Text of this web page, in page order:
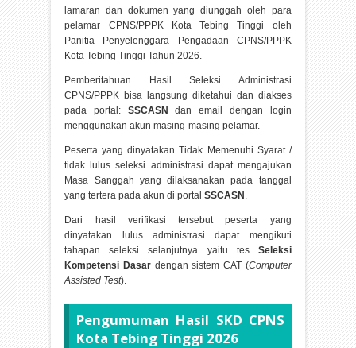
lamaran dan dokumen yang diunggah oleh para
pelamar CPNS/PPPK Kota Tebing Tinggi oleh
Panitia Penyelenggara Pengadaan CPNS/PPPK
Kota Tebing Tinggi Tahun2026.
Pemberitahuan Hasil Seleksi Administrasi
CPNS/PPPK bisa langsung diketahui dan diakses
pada portal: SSCASN
dan email dengan login
menggunakan akun masing-masing pelamar.
Peserta yang dinyatakan Tidak Memenuhi Syarat /
tidak lulus seleksi administrasi dapat mengajukan
Masa Sanggah yang dilaksanakan pada tanggal
yang tertera pada akun di portalSSCASN .
Dari hasil verifikasi tersebut peserta yang
dinyatakan lulus administrasi dapat mengikuti
tahapan seleksi selanjutnya yaitu tes Seleksi
Kompetensi Dasar dengan sistem CAT (Computer
Assisted Test).
Pengumuman Hasil SKD CPNS
Kota Tebing Tinggi 2026